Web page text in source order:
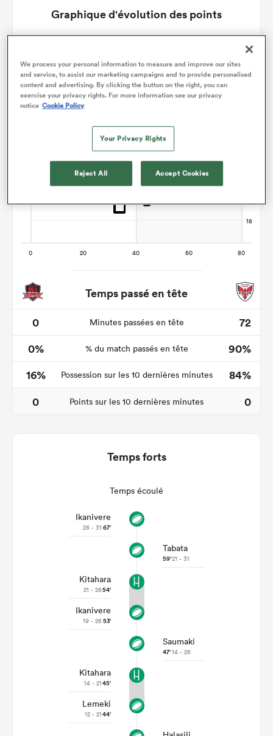
Graphique d'évolution des points
Temps passé en tête
0
Minutes passées en tête
72
0%
% du match passés en tête
90%
16%
Possession sur les 10 dernières minutes
84%
0
Points sur les 10 dernières minutes 0
Temps forts
Temps écoulé
Ikanivere
26 - 31 67'
Tabata
59'21 - 31
Kitahara
21 - 2654'
Ikanivere
19 - 2653'
Saumaki
47'14 - 26
Kitahara
14 - 2145'
Lemeki
12 - 2144'
We process your personal information to measure and improve our sites
and service, to assist our marketing campaigns and to provide personalised
content and advertising. By clicking the button on the right, you can
exercise your privacy rights. For more information see our privacy
notice Cookie Policy
Your Privacy Rights
Reject All Accept Cookies